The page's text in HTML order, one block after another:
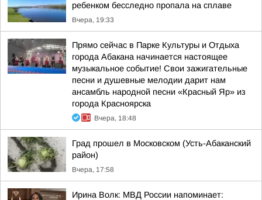
ребенком бесследно пропала на сплаве
Вчера, 19:33
Прямо сейчас в Парке Культуры и Отдыха
города Абакана начинается настоящее
музыкальное событие! Свои зажигательные
песни и душевные мелодии дарит нам
ансамбль народной песни «Красный Яр» из
города Красноярска
Вчера, 18:48
Град прошел в Московском (Усть-Абаканский
район)
Вчера, 17:58
Ирина Волк: МВД России напоминает: